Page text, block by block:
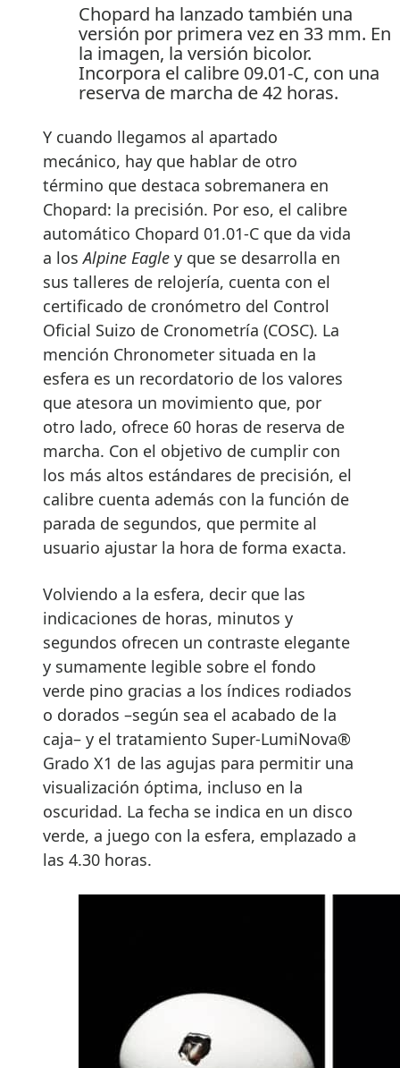
Chopard ha lanzado también una
versión por primera vez en 33 mm. En
la imagen, la versión bicolor.
Incorpora el calibre 09.01-C, con una
reserva de marcha de 42 horas.
Y cuando llegamos al apartado
mecánico, hay que hablar de otro
término que destaca sobremanera en
Chopard: la precisión. Por eso, el calibre
automático Chopard 01.01-C que da vida
a losAlpine Eagle y que se desarrolla en
sus talleres de relojería, cuenta con el
certificado de cronómetro del Control
Oficial Suizo de Cronometría (COSC). La
mención Chronometer situada en la
esfera es un recordatorio de los valores
que atesora un movimiento que, por
otro lado, ofrece 60 horas de reserva de
marcha. Con el objetivo de cumplir con
los más altos estándares de precisión, el
calibre cuenta además con la función de
parada de segundos, que permite al
usuario ajustar la hora de forma exacta.
Volviendo a la esfera, decir que las
indicaciones de horas, minutos y
segundos ofrecen un contraste elegante
y sumamente legible sobre el fondo
verde pino gracias a los índices rodiados
o dorados –según sea el acabado de la
caja– y el tratamiento Super-LumiNova®
Grado X1 de las agujas para permitir una
visualización óptima, incluso en la
oscuridad. La fecha se indica en un disco
verde, a juego con la esfera, emplazado a
las 4.30 horas.